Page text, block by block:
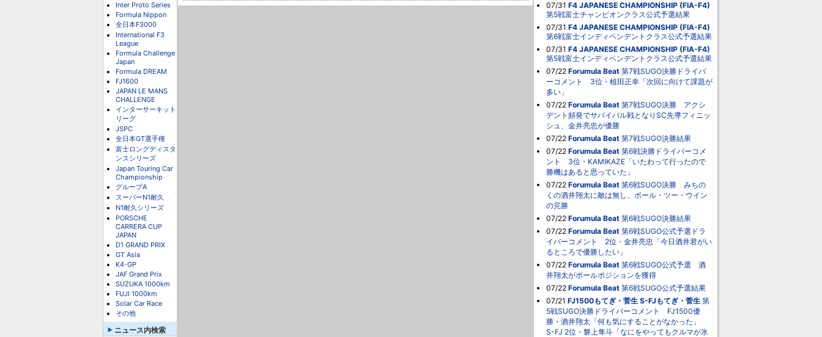
Inter Proto Series
Formula Nippon
全日本F3000
International F3
League
Formula Challenge
Japan
Formula DREAM
FJ1600
JAPAN LE MANS
CHALLENGE
インターサーキット
リーグ
JSPC
全日本GT選手権
富士ロングディスタ
ンスシリーズ
Japan Touring Car
Championship
グループA
スーパーN1耐久
N1耐久シリーズ
PORSCHE
CARRERA CUP
JAPAN
D1 GRAND PRIX
GT Asia
K4-GP
JAF Grand Prix
SUZUKA 1000km
FUJI 1000km
Solar Car Race
その他
ニュース内検索
07/31 F4 JAPANESE CHAMPIONSHIP (FIA-F4)
第5戦富士チャンピオンクラス公式予選結果
07/31 F4 JAPANESE CHAMPIONSHIP (FIA-F4)
第6戦富士インディペンデントクラス公式予選結果
07/31 F4 JAPANESE CHAMPIONSHIP (FIA-F4)
第5戦富士インディペンデントクラス公式予選結果
07/22 Forumula Beat 第7戦SUGO決勝ドライバ
ーコメント 3位・植田正幸「次回に向けて課題が
多い」
07/22 Forumula Beat 第7戦SUGO決勝 アクシ
デント頻発でサバイバル戦となりSC先導フィニッ
シュ、金井亮忠が優勝
07/22 Forumula Beat 第7戦SUGO決勝結果
07/22 Forumula Beat 第6戦決勝ドライバーコメ
ント 3位・KAMIKAZE「いたわって行ったので
勝機はあると思っていた」
07/22 Forumula Beat 第6戦SUGO決勝 みちの
くの酒井翔太に敵は無し、ポール・ツー・ウイン
の完勝
07/22 Forumula Beat 第6戦SUGO決勝結果
07/22 Forumula Beat 第6戦SUGO公式予選ドラ
イバーコメント 2位・金井亮忠「今日酒井君がい
るところで優勝したい」
07/22 Forumula Beat 第6戦SUGO公式予選 酒
井翔太がポールポジションを獲得
07/22 Forumula Beat 第6戦SUGO公式予選結果
07/21 FJ1500もてぎ・菅生 S-FJもてぎ・菅生 第
5戦SUGO決勝ドライバーコメント FJ1500優
勝・酒井翔太「何も気にすることがなかった」
S-FJ 2位・磐上隼斗「なにをやってもクルマが氷